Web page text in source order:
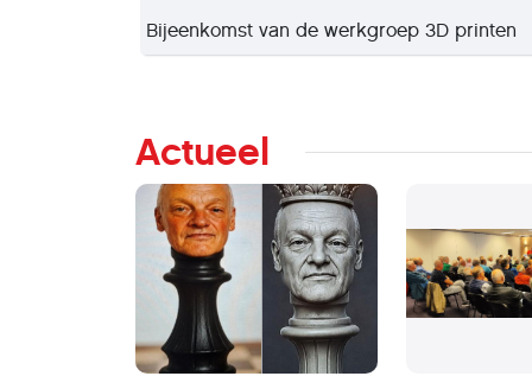
Bijeenkomst van de werkgroep 3D printen
Actueel